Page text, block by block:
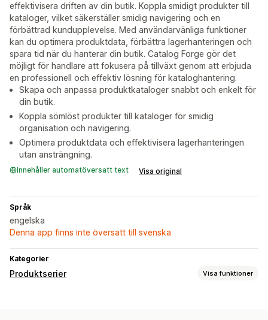
effektivisera driften av din butik. Koppla smidigt produkter till
kataloger, vilket säkerställer smidig navigering och en
förbättrad kundupplevelse. Med användarvänliga funktioner
kan du optimera produktdata, förbättra lagerhanteringen och
spara tid när du hanterar din butik. Catalog Forge gör det
möjligt för handlare att fokusera på tillväxt genom att erbjuda
en professionell och effektiv lösning för kataloghantering.
Skapa och anpassa produktkataloger snabbt och enkelt för
din butik.
Koppla sömlöst produkter till kataloger för smidig
organisation och navigering.
Optimera produktdata och effektivisera lagerhanteringen
utan ansträngning.
Innehåller automatöversatt text Visa original
Språk
engelska
Denna app finns inte översatt till svenska
Kategorier
Produktserier Visa funktioner